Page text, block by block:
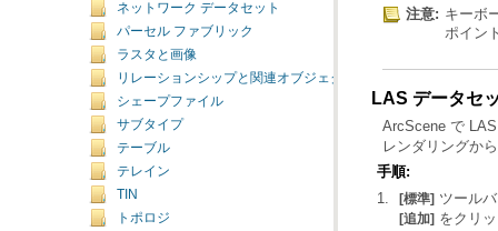
ネットワーク データセット
パーセル ファブリック
ラスタと画像
リレーションシップと関連オブジェクト
シェープファイル
サブタイプ
テーブル
テレイン
TIN
トポロジ
注意:
ポイン
LAS データセ
ArcScene で
レンダリングか
手順:
[標準] ツール
[追加]